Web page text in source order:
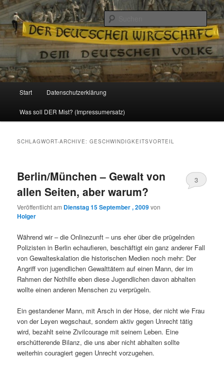
Reizzentrum
Politik, Wirtschaft, Soziales und Gesellschaft
Zum
Inhalt
Zum
sekundären
Start Datenschutzerklärung
Was soll DER Mist? (Impressumersatz)
SCHLAGWORT-ARCHIVE:GESCHWINDIGKEITSVORTEIL
Berlin/München – Gewalt von
allen Seiten, aber warum?
Veröffentlicht am Dienstag 15 September , 2009von
Holger
3
Während wir – die Onlinezunft – uns eher über die prügelnden
Polizisten in Berlin echaufieren, beschäftigt ein ganz anderer Fall
von Gewalteskalation die historischen Medien noch mehr: Der
Angriff von jugendlichen Gewalttätern auf einen Mann, der im
Rahmen der Nothilfe eben diese Jugendlichen davon abhalten
wollte einen anderen Menschen zu verprügeln.
Ein gestandener Mann, mit Arsch in der Hose, der nicht wie Frau
von der Leyen wegschaut, sondern aktiv gegen Unrecht tätig
wird, bezahlt seine Zivilcourage mit seinem Leben. Eine
erschütterende Bilanz, die uns aber nicht abhalten sollte
weiterhin couragiert gegen Unrecht vorzugehen.